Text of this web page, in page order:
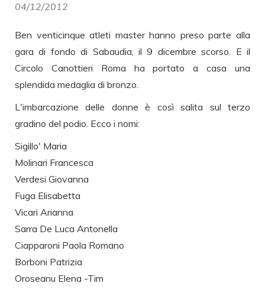
04/12/2012
Ben venticinque atleti master hanno preso parte alla
gara di fondo di Sabaudia, il 9 dicembre scorso. E il
Circolo Canottieri Roma ha portato a casa una
splendida medaglia di bronzo.
L'imbarcazione delle donne è così salita sul terzo
gradino del podio. Ecco i nomi:
Sigillo' Maria
Molinari Francesca
Verdesi Giovanna
Fuga Elisabetta
Vicari Arianna
Sarra De Luca Antonella
Ciapparoni Paola Romano
Borboni Patrizia
Oroseanu Elena -Tim